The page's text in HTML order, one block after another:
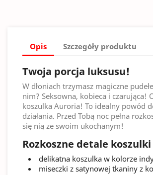
Opis Szczegóły produktu
Twoja porcja luksusu!
W dłoniach trzymasz magiczne
nim? Seksowna, kobieca i czarująca!
koszulka Auroria! To idealny powód
działania. Przed Tobą noc pełna
się nią ze swoim ukochanym!
Rozkoszne detale
delikatna koszulka w kolorze
miseczki z satynowej tkaniny z